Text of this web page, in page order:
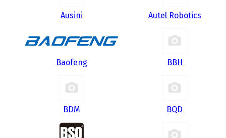
Ausini Autel Robotics
Baofeng BBH
BDM BQD